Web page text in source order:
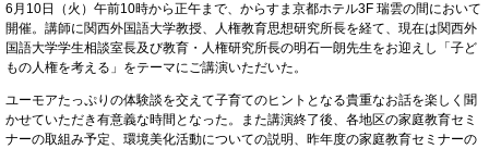
6月10日（火）午前10時から正午まで、からすま京都ホテル3F 瑞雲の間において
開催。講師に関西外国語大学教授、人権教育思想研究所長を経て、現在は関西外
国語大学学生相談室長及び教育・人権研究所長の明石一朗先生をお迎えし「子ど
もの人権を考える」をテーマにご講演いただいた。
ユーモアたっぷりの体験談を交えて子育てのヒントとなる貴重なお話を楽しく聞
かせていただき有意義な時間となった。また講演終了後、各地区の家庭教育セミ
ナーの取組み予定、環境美化活動についての説明、昨年度の家庭教育セミナーの